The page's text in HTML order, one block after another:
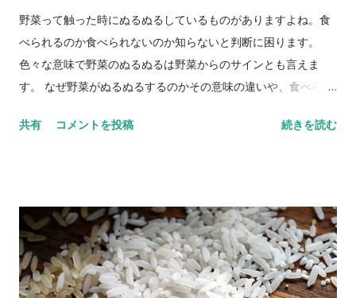
ほうがいいでしょう。 アメリカへ野菜ジュースを持ち込むとき
のつつみかた パックの野菜ジュースの場合 １．ジッパーつきの
プラスチック袋に野菜ジュースのパックを並べて入れる。 ２．
できれば１を宅配用などの薄いダンボール箱に入れる。 または
周りを服などやわらかいもので囲んでガタガタ動かないように
の折込...
野菜って触った時にぬるぬるしているものがありますよね。食
べられるのか食べられないのか知らないと判断に困ります。
色々な意味で野菜のぬるぬるは野菜からのサインとも言えま
す。 なぜ野菜がぬるぬるするのかその意味の違いや、食べられ
ぬるぬる【食べられない】 冷蔵庫と冷暗所の野菜のぬるぬる 触
しでも良いです。 ハリがある野菜のトマトやキュウリ、にんじ
んやじゃがいもなどが凹む上に 白や茶色でぬるぬるしている場
合 は腐っていることが考えられます。 同時に 悪臭 がすること
もあります。 冷蔵庫に入れていた野菜ではビニール袋に入れて
共有 コメントを投稿 続きを読む